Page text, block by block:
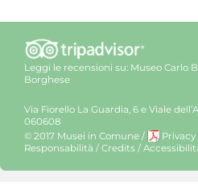
Leggi le recensioni su: Museo Carlo
Borghese
Via Fiorello La Guardia, 6 e Viale
060608
© 2017 Musei in Comune / Privacy
Responsabilità / Credits /